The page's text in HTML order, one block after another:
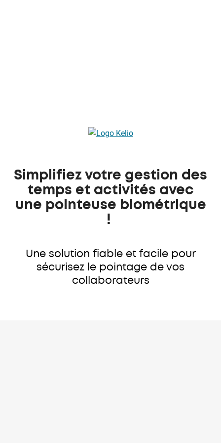
Simplifiez votre gestion des
temps et activités avec
une pointeuse biométrique
!
Une solution fiable et facile pour
sécurisez le pointage de vos
collaborateurs